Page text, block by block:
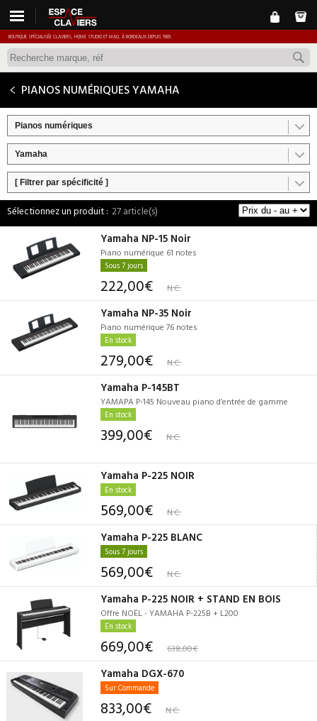
BOUTIQUE SPÉCIALISÉE CLAVIERS, HOME STUDIO ET MAO, À BORDEAUX DEPUIS 1989.
PIANOS NUMÉRIQUES YAMAHA
Pianos numériques
Yamaha
[ Filtrer par spécificité ]
27 article(s)
Yamaha NP-15 Noir
Piano numérique 61 notes
Sous 7 jours
222,00€ N.C.
Yamaha NP-35 Noir
Piano numérique 76 notes
En stock
279,00€ N.C.
Yamaha P-145BT
YAMAPA P-145 Nouveau piano d’entrée de gamme
En stock
399,00€ N.C.
Yamaha P-225 NOIR
En stock
569,00€ N.C.
Yamaha P-225 BLANC
Sous 7 jours
569,00€ N.C.
Yamaha P-225 NOIR + STAND EN BOIS
Offre NOËL - YAMAHA P-225B + L200
En stock
669,00€ 638,00€
Yamaha DGX-670
Sur Commande
833,00€ N.C.